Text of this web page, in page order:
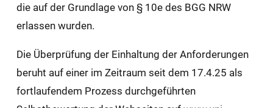
die auf der Grundlage von § 10e des BGG NRW
erlassen wurden.
Die Überprüfung der Einhaltung der Anforderungen
beruht auf einer im Zeitraum seit dem 17.4.25 als
fortlaufendem Prozess durchgeführten